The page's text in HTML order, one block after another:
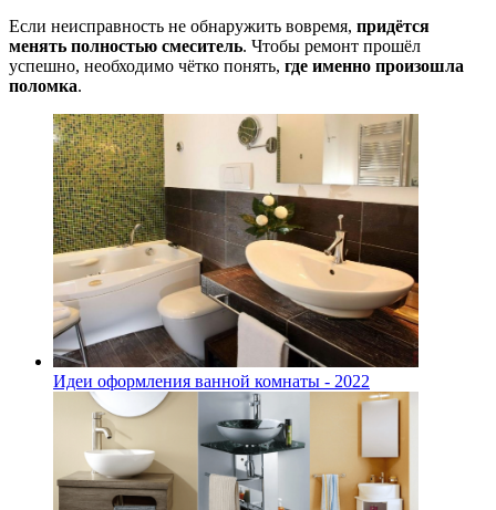
Если неисправность не обнаружить вовремя, придётся
менять полностью смеситель. Чтобы ремонт прошёл
успешно, необходимо чётко понять, где именно произошла
поломка.
Идеи оформления ванной комнаты - 2022